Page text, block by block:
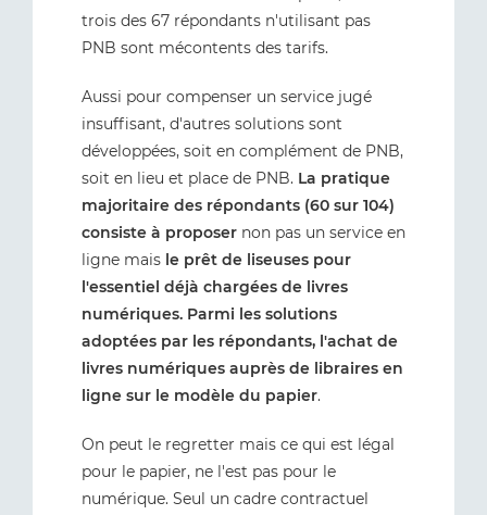
trois des 67 répondants n'utilisant pas
PNB sont mécontents des tarifs.
Aussi pour compenser un service jugé
insuffisant, d'autres solutions sont
développées, soit en complément de PNB,
soit en lieu et place de PNB. La pratique
majoritaire des répondants (60 sur 104)
consiste à proposer non pas un service en
ligne mais le prêt de liseuses pour
l'essentiel déjà chargées de livres
numériques. Parmi les solutions
adoptées par les répondants, l'achat de
livres numériques auprès de libraires en
ligne sur le modèle du papier.
On peut le regretter mais ce qui est légal
pour le papier, ne l'est pas pour le
numérique. Seul un cadre contractuel